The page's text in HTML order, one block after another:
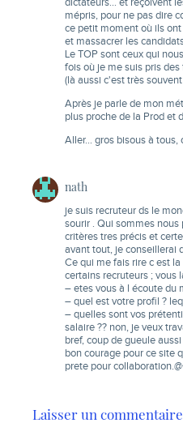
dictateurs… et reçoivent
mépris, pour ne pas dire
ce petit moment où ils
et massacrer les
Le TOP sont ceux qui
fois où je me suis pris
(là aussi c'est très
Après je parle de mon
plus proche de la Prod et
Aller… gros bisous à tous,
nath
je suis recruteur ds le
sourir . Qui sommes nous
critères tres précis et
avant tout, je conseillerai
Ce qui me fais rire c est
certains recruteurs ; vous
– etes vous à l écoute du
– quel est votre profil ?
– quelles sont vos
salaire ?? non, je veux
bref, coup de gueule aussi
bon courage pour ce site
prete pour
Laisser un commentaire